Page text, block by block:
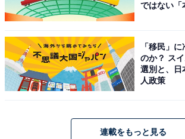
アクセス・料金情報は？ 泊まれる？
ではない「
「移民」
のか？ ス
選別と、日
人政策
連載をもっと見る